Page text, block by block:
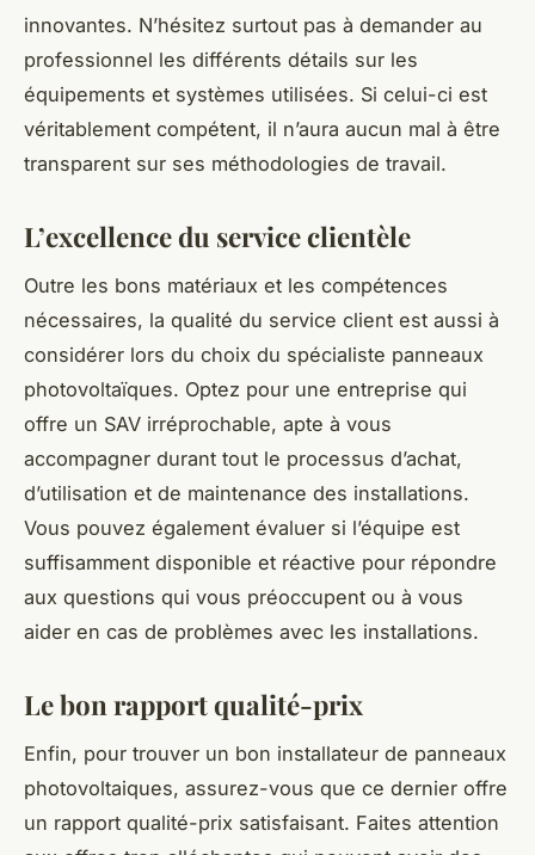
innovantes. N’hésitez surtout pas à demander au
professionnel les différents détails sur les
équipements et systèmes utilisées. Si celui-ci est
véritablement compétent, il n’aura aucun mal à être
transparent sur ses méthodologies de travail.
L’excellence du service clientèle
Outre les bons matériaux et les compétences
nécessaires, la qualité du service client est aussi à
considérer lors du choix du spécialiste panneaux
photovoltaïques. Optez pour une entreprise qui
offre un SAV irréprochable, apte à vous
accompagner durant tout le processus d’achat,
d’utilisation et de maintenance des installations.
Vous pouvez également évaluer si l’équipe est
suffisamment disponible et réactive pour répondre
aux questions qui vous préoccupent ou à vous
aider en cas de problèmes avec les installations.
Le bon rapport qualité-prix
Enfin, pour trouver un bon installateur de panneaux
photovoltaiques, assurez-vous que ce dernier offre
un rapport qualité-prix satisfaisant. Faites attention